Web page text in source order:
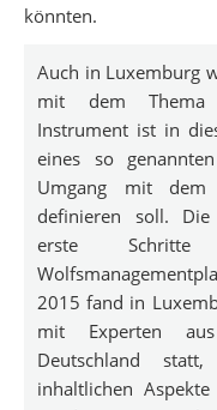
könnten.
Auch in Luxemburg
mit dem Thema
Instrument ist in
eines so
Umgang mit dem
definieren soll.
erste
2015 fand in
mit Experten
Deutschland
inhaltlichen